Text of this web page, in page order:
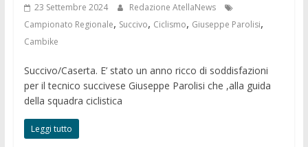
23 Settembre 2024
Redazione AtellaNews
Campionato Regionale, Succivo, Ciclismo, Giuseppe Parolisi,
Cambike
Succivo/Caserta. E’ stato un anno ricco di soddisfazioni
per il tecnico succivese Giuseppe Parolisi che ,alla guida
della squadra ciclistica
Leggi tutto